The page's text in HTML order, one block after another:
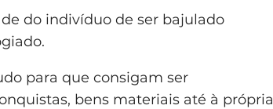
do indivíduo de ser bajulado
para que consigam ser
bens materiais até à própria